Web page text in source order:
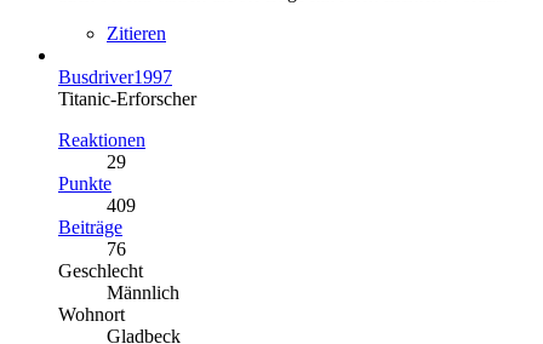
Zitieren
Busdriver1997
Titanic-Erforscher
Reaktionen
29
Punkte
409
Beiträge
76
Geschlecht
Männlich
Wohnort
Gladbeck